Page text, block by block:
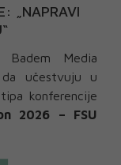
„NAPRAVI
Badem Media
da učestvuju u
konferencije
2026 – FSU